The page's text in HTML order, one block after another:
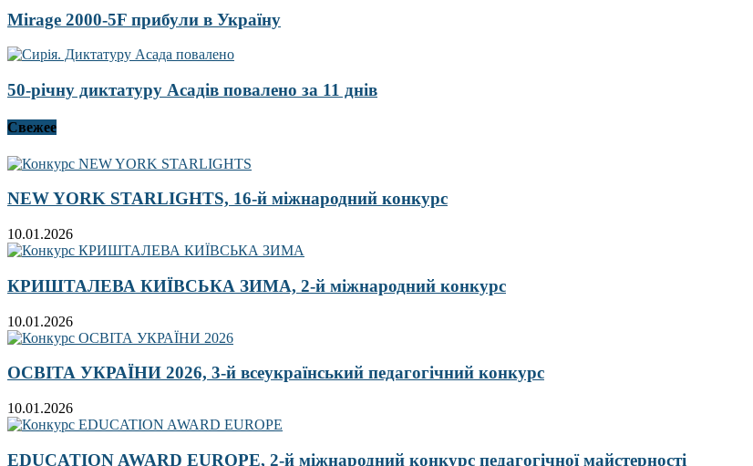
Mirage 2000-5F прибули в Україну
50-річну диктатуру Асадів повалено за 11 днів
Свежее
NEW YORK STARLIGHTS, 16-й міжнародний конкурс
10.01.2026
КРИШТАЛЕВА КИЇВСЬКА ЗИМА, 2-й міжнародний конкурс
10.01.2026
ОСВІТА УКРАЇНИ 2026, 3-й всеукраїнський педагогічний конкурс
10.01.2026
EDUCATION AWARD EUROPE, 2-й міжнародний конкурс педагогічної майстерності